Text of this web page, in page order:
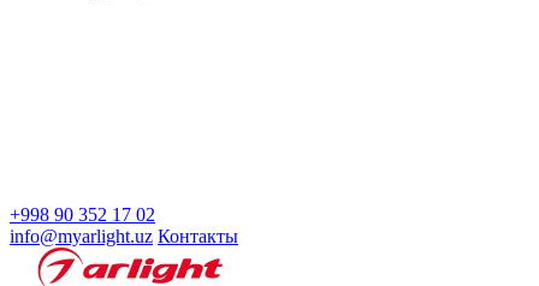
+998 90 352 17 02
info@myarlight.uz Контакты